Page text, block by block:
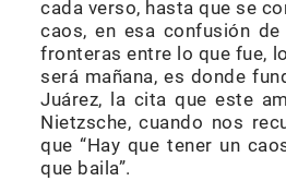
cada verso, hasta que se
caos, en esa confusión
fronteras entre lo que fue,
será mañana, es donde
Juárez, la cita que este
Nietzsche, cuando nos
que “Hay que tener un
que baila”.